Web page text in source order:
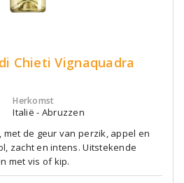
Chieti Vignaquadra
Herkomst
Italië - Abruzzen
met de geur van perzik, appel en
zacht en intens. Uitstekende
met vis of kip.